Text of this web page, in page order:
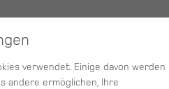
verwendet. Einige davon werden
andere ermöglichen, Ihre